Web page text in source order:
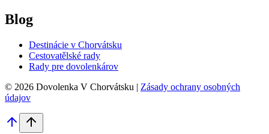
Blog
Destinácie v Chorvátsku
Cestovatělské rady
Rady pre dovolenkárov
© 2026 Dovolenka V Chorvátsku | Zásady ochrany osobných
údajov